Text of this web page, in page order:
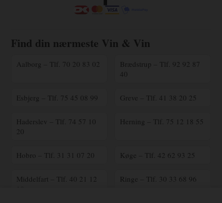
Find din nærmeste Vin & Vin
Aalborg – Tlf. 70 20 83 02
Brædstrup – Tlf. 92 92 87
40
Esbjerg – Tlf. 75 45 08 99 Greve – Tlf. 41 38 20 25
Haderslev – Tlf. 74 57 10
20
Herning – Tlf. 75 12 18 55
Hobro – Tlf. 31 31 07 20 Køge – Tlf. 42 62 93 25
Middelfart – Tlf. 40 21 12
Ringe – Tlf. 30 33 68 96